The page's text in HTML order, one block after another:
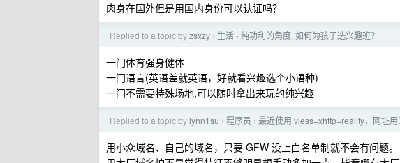
肉身在国外但是用国内身份可以认证吗？
Replied to a topic byzsxzy › 生活 › 纯功利的角度, 如何为孩子选兴趣班？
一门体育强身健体
一门语言(英语差就英语，好就看兴趣选个小语种)
一门不需要特殊场地,可以随时拿出来玩的纯兴趣
Replied to a topic by lynn1su › 程序员 › 最近使用 vless+xhttp+reality，网址
用小众域名、自己的域名，只要 GFW 没上白名单制就不会有问题。